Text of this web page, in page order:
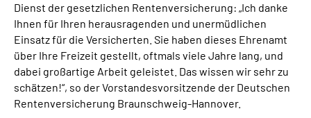
Dienst der gesetzlichen Rentenversicherung: „Ich danke
Ihnen für Ihren herausragenden und unermüdlichen
Einsatz für die Versicherten. Sie haben dieses Ehrenamt
über Ihre Freizeit gestellt, oftmals viele Jahre lang, und
dabei großartige Arbeit geleistet. Das wissen wir sehr zu
schätzen!“, so der Vorstandesvorsitzende der Deutschen
Rentenversicherung Braunschweig-Hannover.